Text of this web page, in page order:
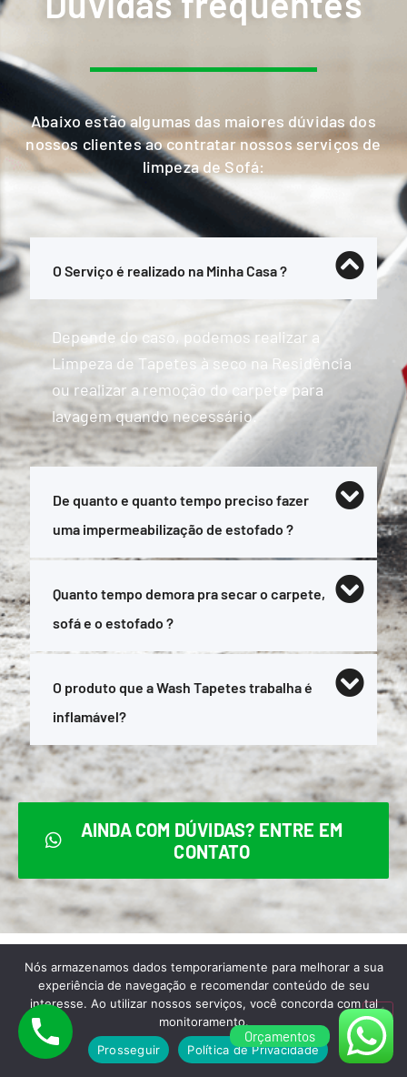
Abaixo estão algumas das maiores dúvidas dos
nossos clientes ao contratar nossos serviços de
limpeza de Sofá:
O Serviço é realizado na Minha Casa ?
Depende do caso, podemos realizar a
Limpeza de Tapetes à seco na Residência
ou realizar a remoção do carpete para
lavagem quando necessário.
De quanto e quanto tempo preciso fazer
uma impermeabilização de estofado ?
Quanto tempo demora pra secar o carpete,
sofá e o estofado ?
O produto que a Wash Tapetes trabalha é
inflamável?
AINDA COM DÚVIDAS? ENTRE EM
CONTATO
Para melhor atendê-lo,
aceitamos todas as formas de
Orçamentos
Nós armazenamos dados temporariamente para melhorar a sua
experiência de navegação e recomendar conteúdo de seu
interesse. Ao utilizar nossos serviços, você concorda com tal
monitoramento.
Prosseguir
Política de Privacidade